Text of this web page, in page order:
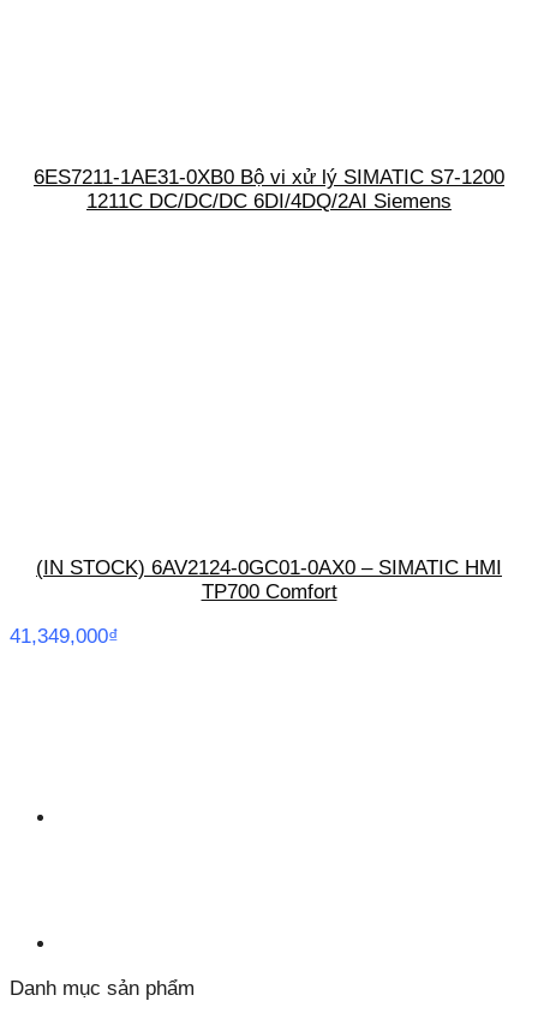
6ES7211-1AE31-0XB0 Bộ vi xử lý SIMATIC S7-1200
1211C DC/DC/DC 6DI/4DQ/2AI Siemens
(IN STOCK) 6AV2124-0GC01-0AX0 – SIMATIC HMI
TP700 Comfort
41,349,000₫
Danh mục sản phẩm